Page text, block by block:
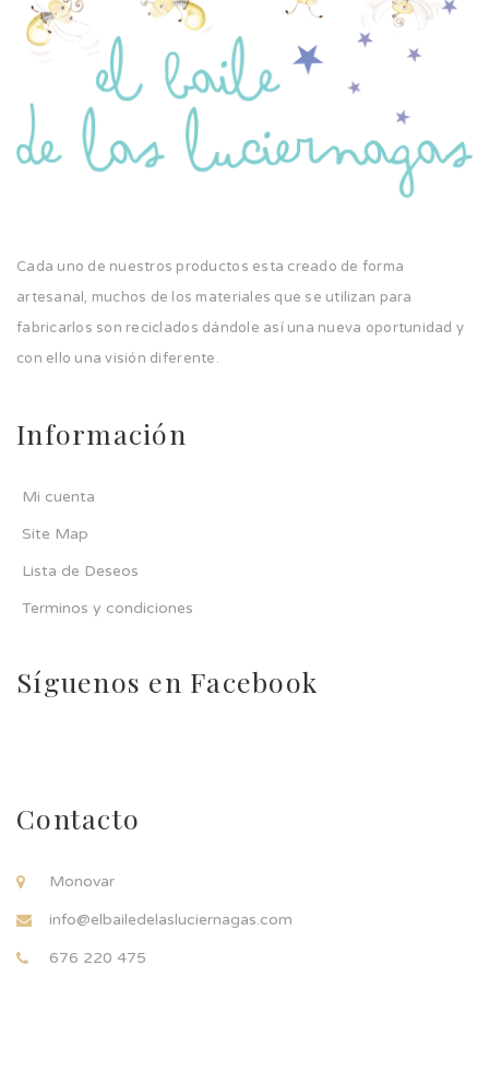
Cada uno de nuestros productos esta creado de forma
artesanal, muchos de los materiales que se utilizan para
fabricarlos son reciclados dándole así una nueva oportunidad y
con ello una visión diferente.
Información
Mi cuenta
Site Map
Lista de Deseos
Terminos y condiciones
Síguenos en Facebook
Contacto
Monovar
info@elbailedelasluciernagas.com
676 220 475